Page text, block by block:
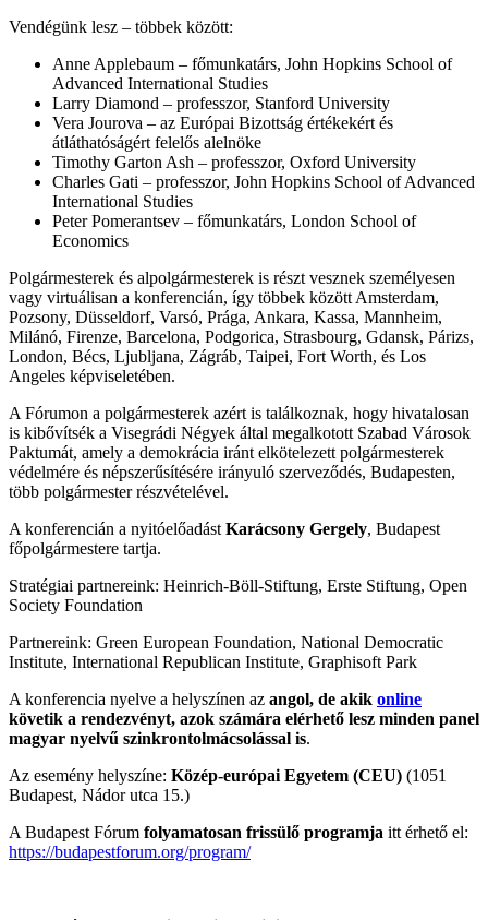
Vendégünk lesz – többek között:
Anne Applebaum – főmunkatárs, John Hopkins School of
Advanced International Studies
Larry Diamond – professzor, Stanford University
Vera Jourova – az Európai Bizottság értékekért és
átláthatóságért felelős alelnöke
Timothy Garton Ash – professzor, Oxford University
Charles Gati – professzor, John Hopkins School of Advanced
International Studies
Peter Pomerantsev – főmunkatárs, London School of
Economics
Polgármesterek és alpolgármesterek is részt vesznek személyesen
vagy virtuálisan a konferencián, így többek között Amsterdam,
Pozsony, Düsseldorf, Varsó, Prága, Ankara, Kassa, Mannheim,
Milánó, Firenze, Barcelona, Podgorica, Strasbourg, Gdansk, Párizs,
London, Bécs, Ljubljana, Zágráb, Taipei, Fort Worth, és Los
Angeles képviseletében.
A Fórumon a polgármesterek azért is találkoznak, hogy hivatalosan
is kibővítsék a Visegrádi Négyek által megalkotott Szabad Városok
Paktumát, amely a demokrácia iránt elkötelezett polgármesterek
védelmére és népszerűsítésére irányuló szerveződés, Budapesten,
több polgármester részvételével.
A konferencián a nyitóelőadást Karácsony Gergely, Budapest
főpolgármestere tartja.
Stratégiai partnereink: Heinrich-Böll-Stiftung, Erste Stiftung, Open
Society Foundation
Partnereink: Green European Foundation, National Democratic
Institute, International Republican Institute, Graphisoft Park
A konferencia nyelve a helyszínen az angol, de akik online
követik a rendezvényt, azok számára elérhető lesz minden panel
magyar nyelvű szinkrontolmácsolással is.
Az esemény helyszíne: Közép-európai Egyetem (CEU) (1051
Budapest, Nádor utca 15.)
A Budapest Fórum folyamatosan frissülő programja itt érhető el:
https://budapestforum.org/program/